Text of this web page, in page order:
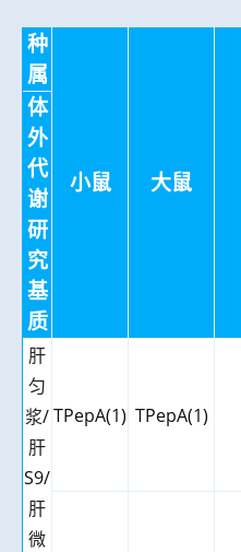
种
属
小鼠 大鼠
体
外
代
谢
研
究
基
质
肝
匀
浆/
肝
S9/
肝
微
TPepA(1) TPepA(1)